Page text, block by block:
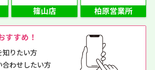
すすめ！
知りたい方
合わせしたい方